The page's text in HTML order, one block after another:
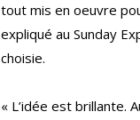
tout mis en oeuvre
expliqué au Sunday
choisie.
« L’idée est brillante.